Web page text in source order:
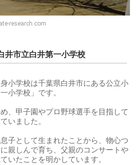
research.com
井市立白井第一小学校
小学校は千葉県白井市にある公立小
小学校」です。
、甲子園やプロ野球選手を目指して
いました。
子として生まれたことから、物心つ
親しんで育ち、父親のコンサートや
いたことを明かしています。